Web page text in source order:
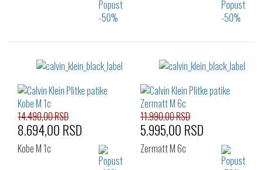
Izaberi željeni broj:
44
45 46
Izaberi željeni broj:
40 41
42
43
46
14.490,00 RSD
8.694,00 RSD
Kobe M 1c
11.990,00 RSD
5.995,00 RSD
Zermatt M 6c